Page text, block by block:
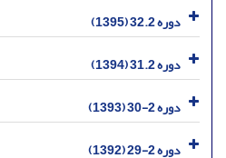
دوره 32.2 (1395)
دوره 31.2 (1394)
دوره 2-30 (1393)
دوره 2-29 (1392)